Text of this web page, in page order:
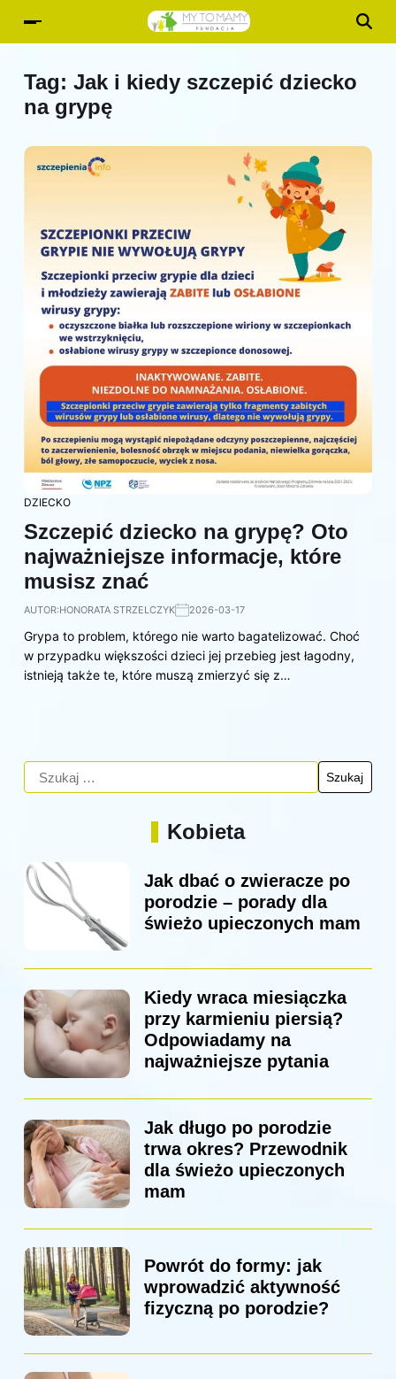
Tag: Jak i kiedy szczepić dziecko
na grypę
DZIECKO
Szczepić dziecko na grypę? Oto
najważniejsze informacje, które
musisz znać
AUTOR:HONORATA STRZELCZYK 2026-03-17
Grypa to problem, którego nie warto bagatelizować. Choć
w przypadku większości dzieci jej przebieg jest łagodny,
istnieją także te, które muszą zmierzyć się z…
Kobieta
Jak dbać o zwieracze po
porodzie – porady dla
świeżo upieczonych mam
Kiedy wraca miesiączka
przy karmieniu piersią?
Odpowiadamy na
najważniejsze pytania
Jak długo po porodzie
trwa okres? Przewodnik
dla świeżo upieczonych
mam
Powrót do formy: jak
wprowadzić aktywność
fizyczną po porodzie?